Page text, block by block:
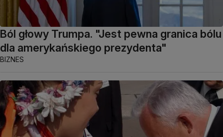
Ból głowy Trumpa. "Jest pewna granica bólu
dla amerykańskiego prezydenta"
BIZNES